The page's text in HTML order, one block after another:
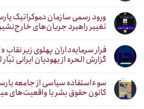
ورود رسمی سازمان دموکراتیک
تغییر راهبرد جریان‌های
فرار سرمایه‌داران پهلوی زیر
گزارش الحره از یهودیان ایرانی
سوءاستفاده سیاسی از جامعه
کانون حقوق بشر با واقعیت‌های